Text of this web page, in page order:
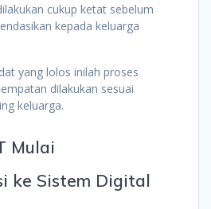
cukup ketat sebelum
kepada keluarga
yang lolos inilah proses
dilakukan sesuai
keluarga.
Mulai
ke Sistem Digital